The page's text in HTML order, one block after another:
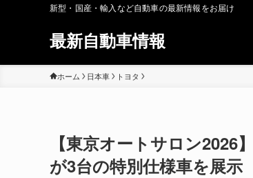
新型・国産・輸入など自動車の最新情報をお届け
最新自動車情報
ホーム 日本車 トヨタ
【東京オートサロン
が3台の特別仕様車を展示